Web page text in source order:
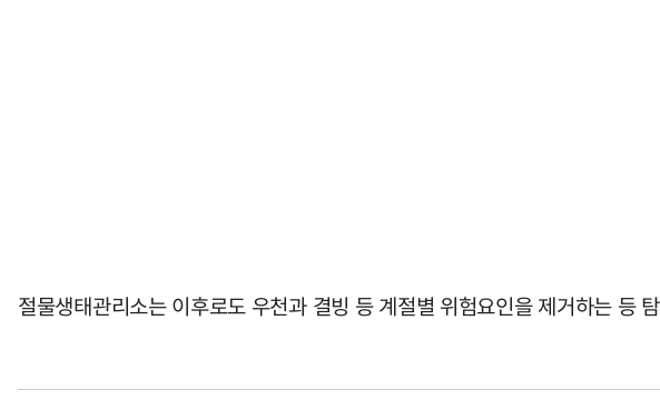
절물생태관리소는 이후로도 우천과 결빙 등 계절별 위험요인을 제거하는 등